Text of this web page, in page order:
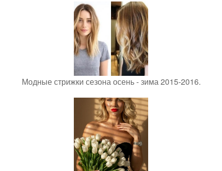
Модные стрижки сезона осень - зима 2015-2016.